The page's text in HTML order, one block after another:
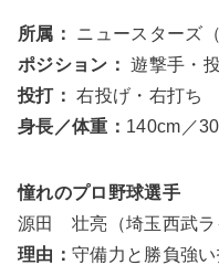
所属：
ニュースターズ
ポジション： 遊撃手・
投打： 右投げ・右打ち
身長／体重： 140cm／
憧れのプロ野球選手
源田 壮亮（埼玉西武ラ
理由： 守備力と勝負強